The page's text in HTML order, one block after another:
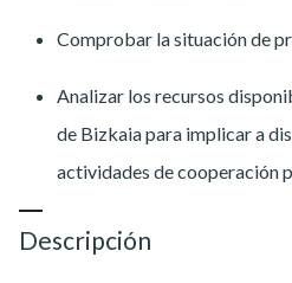
Comprobar la situación de
Analizar los recursos
de Bizkaia para implicar a
actividades de cooperación
Descripción